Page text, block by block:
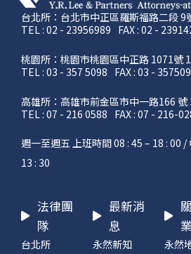
台北所：台北市中正區羅斯福路二段 9
TEL : 02 - 23956989 FAX : 02 -
桃園所：桃園市桃園區中正路 1071號
TEL : 03 - 357 5098 FAX : 03 -
高雄所：高雄市前金區市中一路166 號
TEL : 07 - 216 0588 FAX : 07 - 216-
週一至週五 上班時間 08 : 45 – 18 : 00 /
13 : 30
法律團
隊
台北所
最新消
息
永然新知
業
永然